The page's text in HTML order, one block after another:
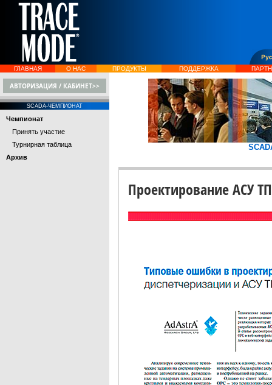
ГЛАВНАЯ О НАС ПРОДУКТЫ ПОДДЕРЖКА
АВТОРИЗАЦИЯ / КАБИНЕТ>>
SCADA-ЧЕМПИОНАТ
Чемпионат
Принять участие
Турнирная таблица
Архив
Проектирование АСУ